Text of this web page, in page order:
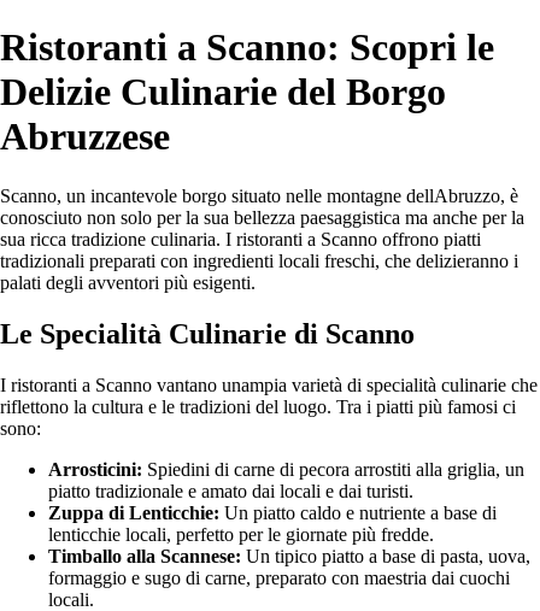
Ristoranti a Scanno: Scopri le
Delizie Culinarie del Borgo
Abruzzese
Scanno, un incantevole borgo situato nelle montagne dellAbruzzo, è
conosciuto non solo per la sua bellezza paesaggistica ma anche per la
sua ricca tradizione culinaria. I ristoranti a Scanno offrono piatti
tradizionali preparati con ingredienti locali freschi, che delizieranno i
palati degli avventori più esigenti.
Le Specialità Culinarie di Scanno
I ristoranti a Scanno vantano unampia varietà di specialità culinarie che
riflettono la cultura e le tradizioni del luogo. Tra i piatti più famosi ci
sono:
Arrosticini: Spiedini di carne di pecora arrostiti alla griglia, un
piatto tradizionale e amato dai locali e dai turisti.
Zuppa di Lenticchie: Un piatto caldo e nutriente a base di
lenticchie locali, perfetto per le giornate più fredde.
Timballo alla Scannese: Un tipico piatto a base di pasta, uova,
formaggio e sugo di carne, preparato con maestria dai cuochi
locali.